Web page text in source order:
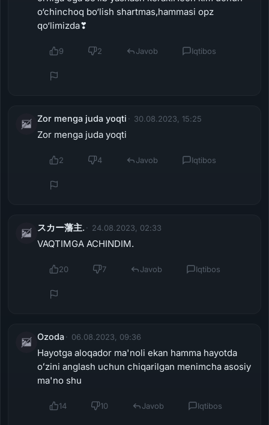
o‘chinchoq bo‘lish shartmas,hammasi opz
qo‘limizda❣
9 2 Javob Iqtibos
Zor menga juda yoqti 30.08.2023, 15:25
Zor menga juda yoqti
2 4 Javob Iqtibos
スカー藩主. 24.08.2023, 02:33
VAQTIMGA ACHINDIM.
20 7 Javob Iqtibos
Ozoda 06.08.2023, 09:36
Hayotga aloqador ma'noli ekan hamma hayotda
oʻzini anglash uchun chiqarilgan menimcha asosiy
ma'no shu
14 10 Javob Iqtibos